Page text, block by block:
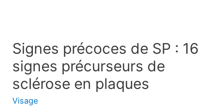
Signes précoces de SP : 16
signes précurseurs de
sclérose en plaques
Visage